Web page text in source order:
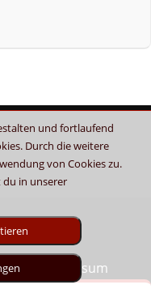
und fortlaufend
Durch die weitere
von Cookies zu.
in unserer
Impressum